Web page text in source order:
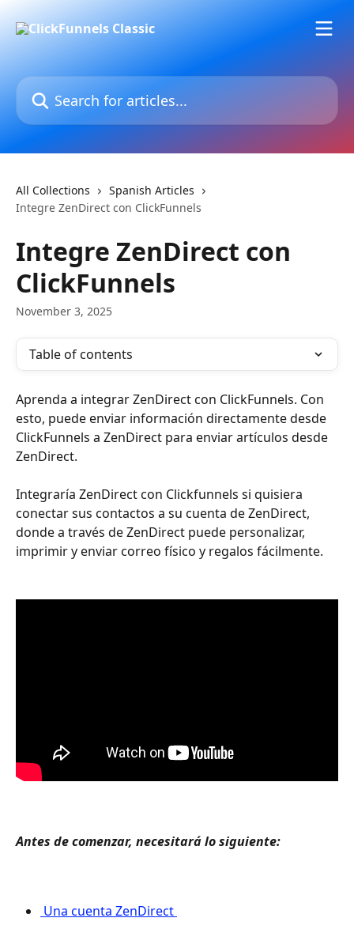
Search for articles...
All Collections
Spanish Articles
Integre ZenDirect con ClickFunnels
Integre ZenDirect con
ClickFunnels
November 3, 2025
Table of contents
Aprenda a integrar ZenDirect con ClickFunnels. Con
esto, puede enviar información directamente desde
ClickFunnels a ZenDirect para enviar artículos desde
ZenDirect.
Integraría ZenDirect con Clickfunnels si quisiera
conectar sus contactos a su cuenta de ZenDirect,
donde a través de ZenDirect puede personalizar,
imprimir y enviar correo físico y regalos fácilmente.
Antes de comenzar, necesitará lo siguiente:
Una cuenta ZenDirect